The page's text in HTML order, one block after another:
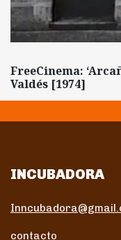
FreeCinema:
Valdés [1974]
INCUBADORA
contacto